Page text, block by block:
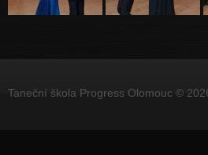
Taneční škola Progress Olomouc ©